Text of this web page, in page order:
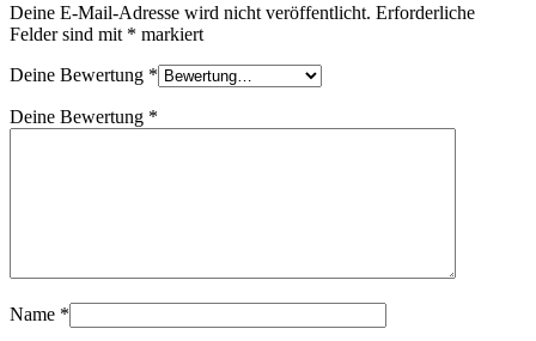
Deine E-Mail-Adresse wird nicht veröffentlicht. Erforderliche
Felder sind mit * markiert
Deine Bewertung *
Deine Bewertung *
Name *